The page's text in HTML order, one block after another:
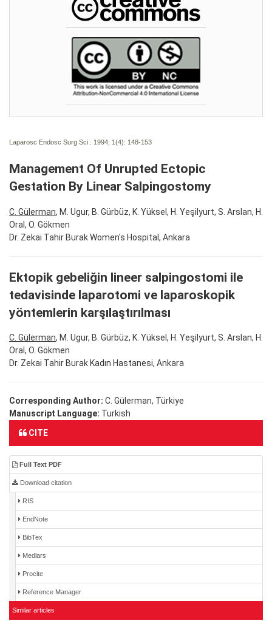
Laparosc Endosc Surg Sci . 1994; 1(4): 148-153
Management Of Unrupted Ectopic
Gestation By Linear Salpingostomy
C. Gülerman, M. Ugur, B. Gürbüz, K. Yüksel, H. Yeşilyurt, S. Arslan, H.
Oral, O. Gökmen
Dr. Zekai Tahir Burak Women's Hospital, Ankara
Ektopik gebeliğin lineer salpingostomi ile
tedavisinde laparotomi ve laparoskopik
yöntemlerin karşılaştırılması
C. Gülerman, M. Ugur, B. Gürbüz, K. Yüksel, H. Yeşilyurt, S. Arslan, H.
Oral, O. Gökmen
Dr. Zekai Tahir Burak Kadın Hastanesi, Ankara
Corresponding Author: C. Gülerman, Türkiye
Manuscript Language: Turkish
CITE
Full Text PDF
Download citation
RIS
EndNote
BibTex
Medlars
Procite
Reference Manager
Similar articles